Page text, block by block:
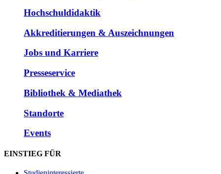
Hochschuldidaktik
Akkreditierungen & Auszeichnungen
Jobs und Karriere
Presseservice
Bibliothek & Mediathek
Standorte
Events
EINSTIEG FÜR